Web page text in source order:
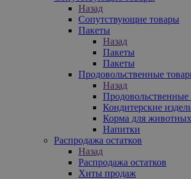
Назад
Сопутствующие товары
Пакеты
Назад
Пакеты
Пакеты
Продовольственные
Назад
Продовольственные
Кондитерские
Корма для животных
Напитки
Распродажа остатков
Назад
Распродажа остатков
Хиты продаж